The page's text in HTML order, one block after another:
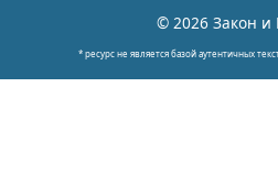
© 2026 Закон и
* ресурс не является базой аутентичных